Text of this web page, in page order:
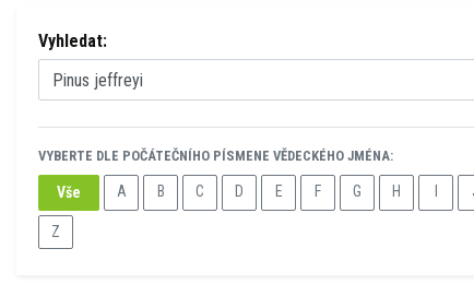
Vyhledat:
VYBERTE DLE POČÁTEČNÍHO PÍSMENE VĚDECKÉHO JMÉNA:
Vše A B C D E F G H
Z